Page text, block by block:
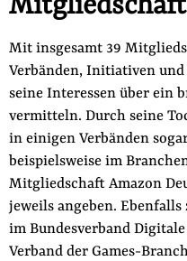
Mit insgesamt 39
Verbänden, Initiativen
seine Interessen über ein
vermitteln. Durch seine
in einigen Verbänden
beispielsweise im
Mitgliedschaft Amazon
jeweils angeben.
im Bundesverband
Verband der Games-